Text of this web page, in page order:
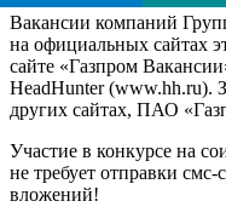
Вакансии компаний
на официальных сайтах
сайте «Газпром
HeadHunter (www.hh.ru).
других сайтах, ПАО
Участие в конкурсе на
не требует отправки
вложений!